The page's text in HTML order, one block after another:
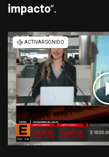
impacto”.